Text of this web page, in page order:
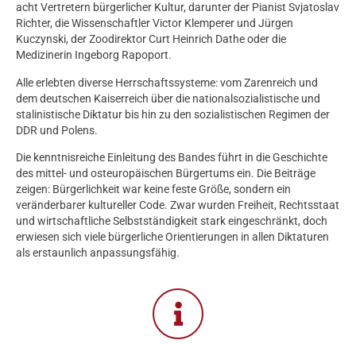
acht Vertretern bürgerlicher Kultur, darunter der Pianist Svjatoslav
Richter, die Wissenschaftler Victor Klemperer und Jürgen
Kuczynski, der Zoodirektor Curt Heinrich Dathe oder die
Medizinerin Ingeborg Rapoport.
Alle erlebten diverse Herrschaftssysteme: vom Zarenreich und
dem deutschen Kaiserreich über die nationalsozialistische und
stalinistische Diktatur bis hin zu den sozialistischen Regimen der
DDR und Polens.
Die kenntnisreiche Einleitung des Bandes führt in die Geschichte
des mittel- und osteuropäischen Bürgertums ein. Die Beiträge
zeigen: Bürgerlichkeit war keine feste Größe, sondern ein
veränderbarer kultureller Code. Zwar wurden Freiheit, Rechtsstaat
und wirtschaftliche Selbstständigkeit stark eingeschränkt, doch
erwiesen sich viele bürgerliche Orientierungen in allen Diktaturen
als erstaunlich anpassungsfähig.